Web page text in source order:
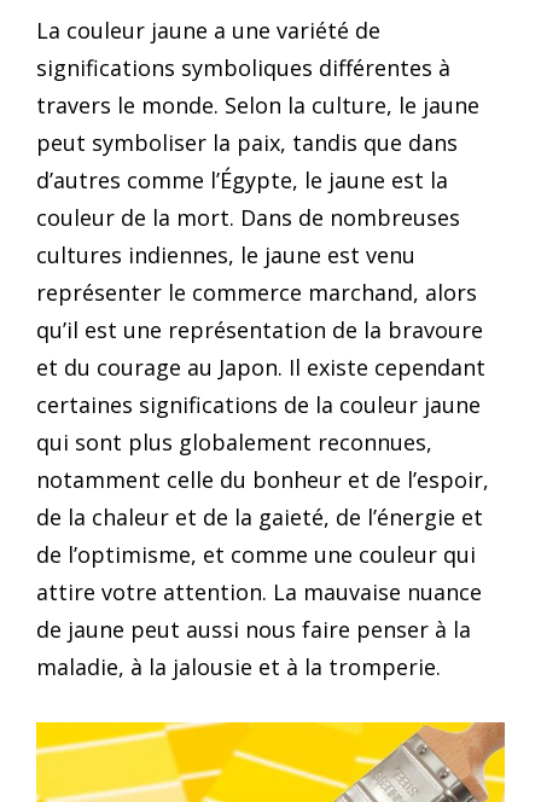
La couleur jaune a une variété de
significations symboliques différentes à
travers le monde. Selon la culture, le jaune
peut symboliser la paix, tandis que dans
d’autres comme l’Égypte, le jaune est la
couleur de la mort. Dans de nombreuses
cultures indiennes, le jaune est venu
représenter le commerce marchand, alors
qu’il est une représentation de la bravoure
et du courage au Japon. Il existe cependant
certaines significations de la couleur jaune
qui sont plus globalement reconnues,
notamment celle du bonheur et de l’espoir,
de la chaleur et de la gaieté, de l’énergie et
de l’optimisme, et comme une couleur qui
attire votre attention. La mauvaise nuance
de jaune peut aussi nous faire penser à la
maladie, à la jalousie et à la tromperie.